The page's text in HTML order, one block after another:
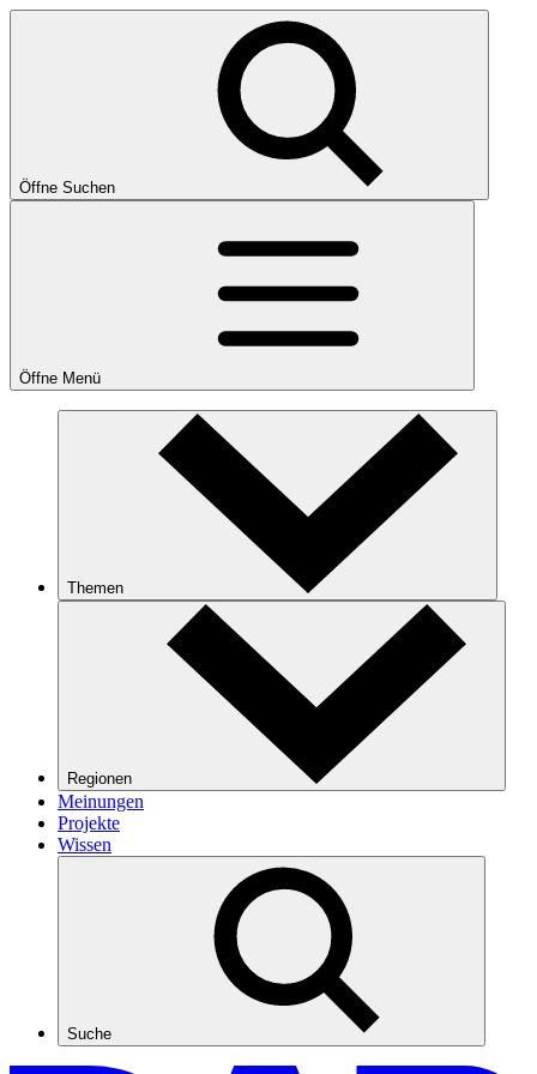
Öffne Suchen
Öffne Menü
Themen
Regionen
Meinungen
Projekte
Wissen
Suche